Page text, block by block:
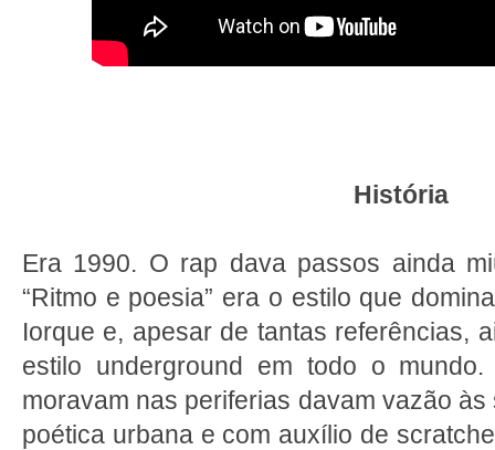
História
Era 1990. O rap dava passos ainda
“Ritmo e poesia” era o estilo que
Iorque e, apesar de tantas referências,
estilo underground em todo o
moravam nas periferias davam vazão
poética urbana e com auxílio de